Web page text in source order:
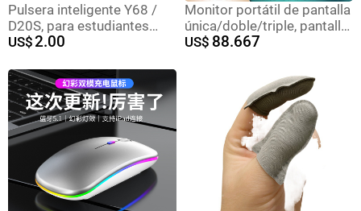
Pulsera inteligente Y68 /
D20S, para estudiantes
hombre/mujer, deportes,
nuevo modelo.
US$2.00
Monitor portátil de pantalla
única/doble/triple, pantalla
portátil secundaria para
US$ 88.667